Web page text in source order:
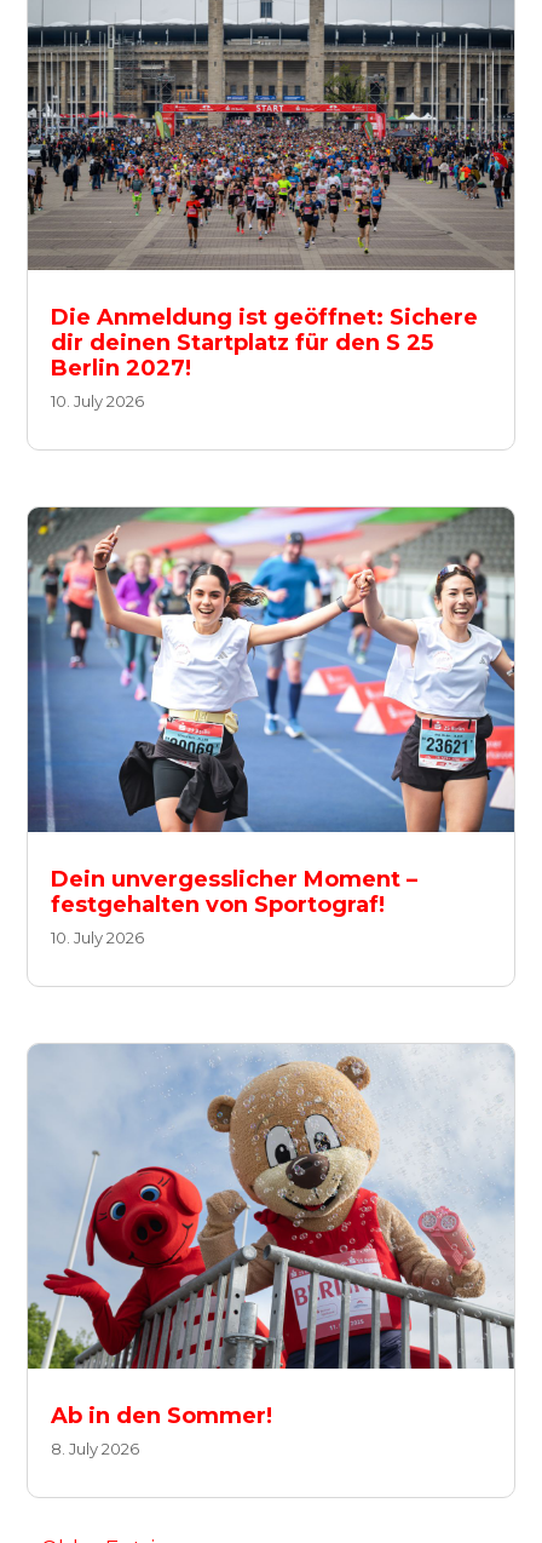
Die Anmeldung ist geöffnet: Sichere
dir deinen Startplatz für den S 25
Berlin 2027!
10. July 2026
Dein unvergesslicher Moment –
festgehalten von Sportograf!
10. July 2026
Ab in den Sommer!
8. July 2026